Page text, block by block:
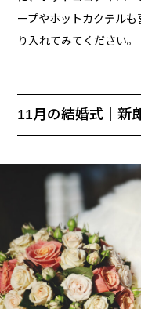
ープやホットカクテル
り入れてみてください。
11月の結婚式｜新